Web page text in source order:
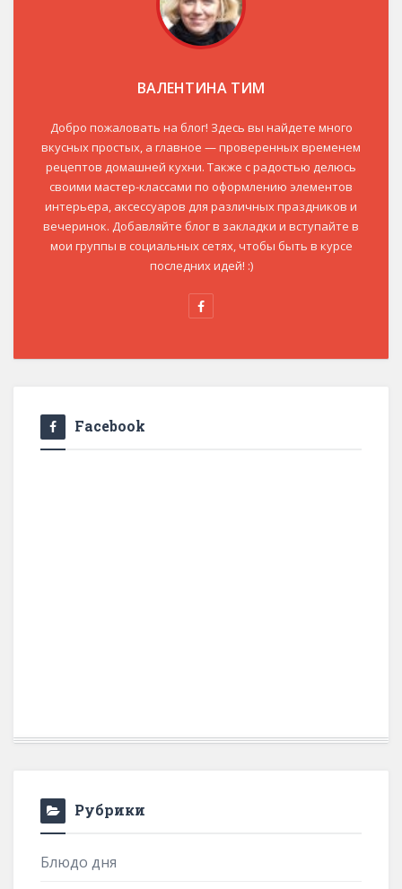
ВАЛЕНТИНА ТИМ
Добро пожаловать на блог! Здесь вы найдете много
вкусных простых, а главное — проверенных временем
рецептов домашней кухни. Также с радостью делюсь
своими мастер-классами по оформлению элементов
интерьера, аксессуаров для различных праздников и
вечеринок. Добавляйте блог в закладки и вступайте в
мои группы в социальных сетях, чтобы быть в курсе
последних идей! :)
Facebook
Рубрики
Блюдо дня